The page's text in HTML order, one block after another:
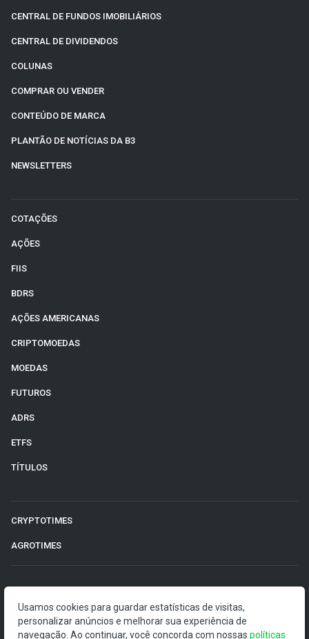
CENTRAL DE FUNDOS IMOBILIÁRIOS
CENTRAL DE DIVIDENDOS
COLUNAS
COMPRAR OU VENDER
CONTEÚDO DE MARCA
PLANTÃO DE NOTÍCIAS DA B3
NEWSLETTERS
COTAÇÕES
AÇÕES
FIIS
BDRS
AÇÕES AMERICANAS
CRIPTOMOEDAS
MOEDAS
FUTUROS
ADRS
ETFS
TÍTULOS
CRYPTOTIMES
AGROTIMES
O Money Times publica matérias de cunho jornalístico, que
visam a democratização da informação. Nossas
Usamos cookies para guardar estatísticas de visitas,
personalizar anúncios e melhorar sua experiência de
navegação. Ao continuar, você concorda com nossas políticas